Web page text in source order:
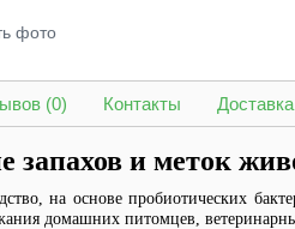
фото
(0) Контакты
запахов и меток
на основе пробиотических
домашних питомцев,